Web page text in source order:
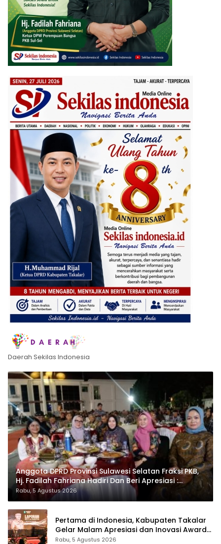
Daerah Sekilas Indonesia
Anggota DPRD Provinsi Sulawesi Selatan Fraksi PKB,
Hj. Fadilah Fahriana Hadiri Dan Beri Apresiasi :
Takalar Menyalakan Lentera Pengabdian Melalui
Malam Apresiasi dan Inovasi Award 2026
Rabu, 5 Agustus 2026
Pertama di Indonesia, Kabupaten Takalar
Gelar Malam Apresiasi dan Inovasi Award
2026: Panggung Penghargaan bagi
Rabu, 5 Agustus 2026